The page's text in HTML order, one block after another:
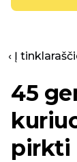
‹ Į
45
pirkti